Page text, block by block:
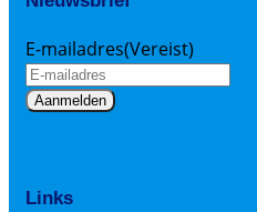
E-mailadres(Vereist)
Links